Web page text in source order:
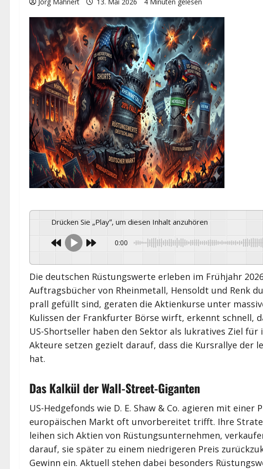
Drücken Sie „Play“, um diesen Inhalt anzuhören
0:00
Die deutschen Rüstungswerte erleben im Frühjahr
Auftragsbücher von Rheinmetall, Hensoldt und Renk
prall gefüllt sind, geraten die Aktienkurse unter
Kulissen der Frankfurter Börse wirft, erkennt schnell,
US-Shortseller haben den Sektor als lukratives Ziel
Akteure setzen gezielt darauf, dass die Kursrallye der
hat.
Das Kalkül der Wall-Street-Giganten
US-Hedgefonds wie D. E. Shaw & Co. agieren mit
europäischen Markt oft unvorbereitet trifft. Ihre
leihen sich Aktien von Rüstungsunternehmen,
darauf, sie später zu einem niedrigeren Preis
Gewinn ein. Aktuell stehen dabei besonders